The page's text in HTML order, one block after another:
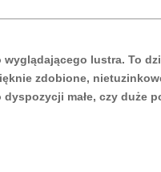
lustra. To
zdobione,
dyspozycji małe, czy duże